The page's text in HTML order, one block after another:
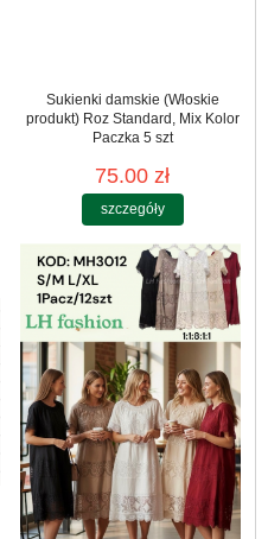
Sukienki damskie (Włoskie
produkt) Roz Standard, Mix Kolor
Paczka 5 szt
75.00 zł
szczegóły